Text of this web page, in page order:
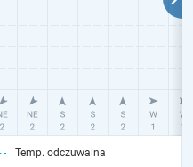
Temp. odczuwalna